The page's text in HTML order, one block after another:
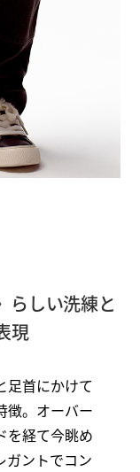
らしい洗練と
現
足首にかけて
徴。オーバー
を経て今眺め
ガントでコン